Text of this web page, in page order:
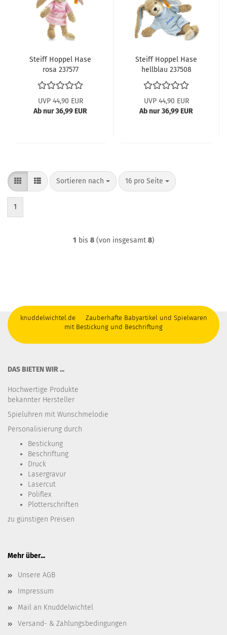
Steiff Hoppel Hase
rosa 237577
UVP 44,90 EUR
Ab nur 36,99 EUR
Steiff Hoppel Hase
hellblau 237508
UVP 44,90 EUR
Ab nur 36,99 EUR
Sortieren nach
Sortieren nach 16 pro Seite
pro Seite
1
1 bis 8(von insgesamt 8)
knuddelwichtel.de Zauberhafte Babyartikel und Spielwaren
mit Bestickung und Beschriftung
DAS BIETEN WIR ...
Hochwertige Produkte
bekannter Hersteller
Spieluhren mit Wunschmelodie
Personalisierung durch
Bestickung​
Beschriftung
Druck
Lasergravur
Lasercut
Poliflex
Plotterschriften
zu günstigen Preisen
Mehr über...
Unsere AGB
Impressum
Mail an Knuddelwichtel
Versand- & Zahlungsbedingungen